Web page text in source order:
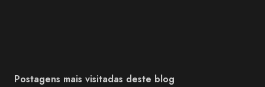
Postagens mais visitadas deste blog